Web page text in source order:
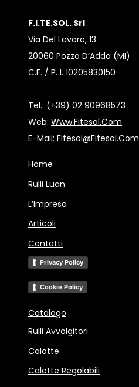
F.I.TE.SOL. Srl
Via Del Lavoro, 13
20060 Pozzo D’Adda (MI)
C.F. / P. I. 10205830150
Tel.: (+39) 02 90968573
Web: Www.fitesol.com
E-Mail: Fitesol@fitesol.com
Home
Rulli Luan
L’Impresa
Articoli
Contatti
Privacy Policy
Cookie Policy
Catalogo
Rulli Avvolgitori
Calotte
Calotte Regolabili